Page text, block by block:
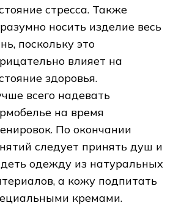
стресса. Также
носить изделие весь
поскольку это
влияет на
здоровья.
всего надевать
на время
По окончании
следует принять душ и
одежду из натуральных
а кожу подпитать
кремами.